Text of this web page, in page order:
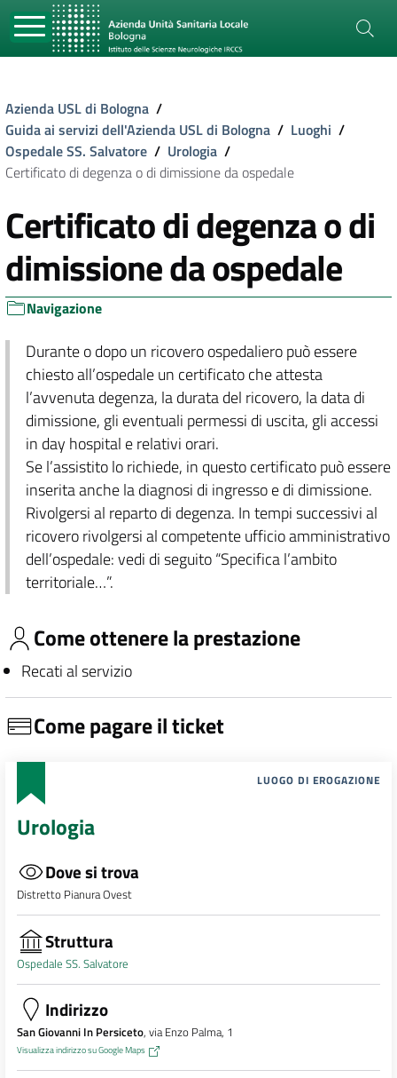
Azienda USL di Bologna /
Guida ai servizi dell'Azienda USL di Bologna / Luoghi /
Ospedale SS. Salvatore / Urologia /
Certificato di degenza o di dimissione da ospedale
Certificato di degenza o di
dimissione da ospedale
Navigazione
Durante o dopo un ricovero ospedaliero può essere
chiesto all’ospedale un certificato che attesta
l’avvenuta degenza, la durata del ricovero, la data di
dimissione, gli eventuali permessi di uscita, gli accessi
in day hospital e relativi orari.
Se l’assistito lo richiede, in questo certificato può essere
inserita anche la diagnosi di ingresso e di dimissione.
Rivolgersi al reparto di degenza. In tempi successivi al
ricovero rivolgersi al competente ufficio amministrativo
dell’ospedale: vedi di seguito “Specifica l’ambito
territoriale…”.
Come ottenere la prestazione
Recati al servizio
Come pagare il ticket
LUOGO DI EROGAZIONE
Urologia
Dove si trova
Distretto Pianura Ovest
Struttura
Ospedale SS. Salvatore
Indirizzo
San Giovanni In Persiceto, via Enzo Palma, 1
Visualizza indirizzo su Google Maps